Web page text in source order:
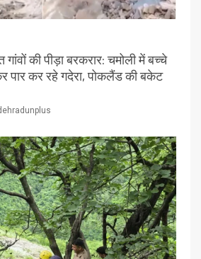
गांवों की पीड़ा बरकरार: चमोली में बच्चे
पार कर रहे गदेरा, पोकलैंड की बकेट